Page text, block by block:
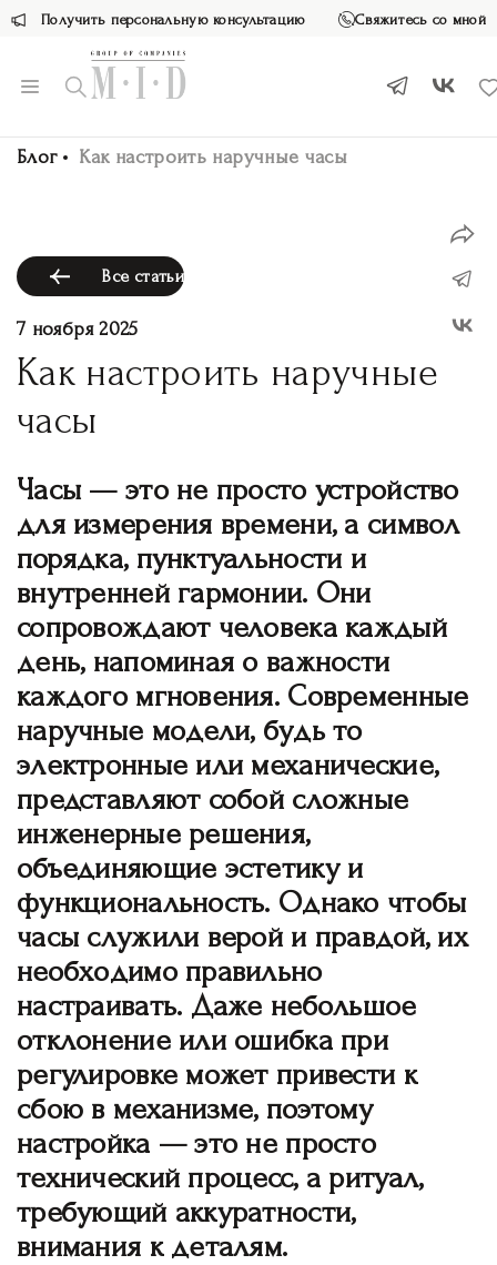
Получить персональную консультацию Свяжитесь со мной
Блог Как настроить наручные часы
Все статьи
7 ноября 2025
Как настроить наручные
часы
Часы — это не просто устройство
для измерения времени, а символ
порядка, пунктуальности и
внутренней гармонии. Они
сопровождают человека каждый
день, напоминая о важности
каждого мгновения. Современные
наручные модели, будь то
электронные или механические,
представляют собой сложные
инженерные решения,
объединяющие эстетику и
функциональность. Однако чтобы
часы служили верой и правдой, их
необходимо правильно
настраивать. Даже небольшое
отклонение или ошибка при
регулировке может привести к
сбою в механизме, поэтому
настройка — это не просто
технический процесс, а ритуал,
требующий аккуратности,
внимания к деталям.